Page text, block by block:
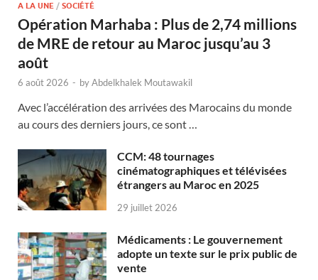
A LA UNE / SOCIÉTÉ
Opération Marhaba : Plus de 2,74 millions
de MRE de retour au Maroc jusqu’au 3
août
6 août 2026 - byAbdelkhalek Moutawakil
Avec l’accélération des arrivées des Marocains du monde
au cours des derniers jours, ce sont …
CCM: 48 tournages
cinématographiques et télévisées
étrangers au Maroc en 2025
29 juillet 2026
Médicaments : Le gouvernement
adopte un texte sur le prix public de
vente